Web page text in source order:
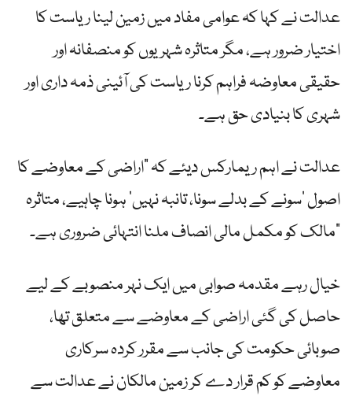
عدالت نے کہا کہ عوامی مفاد میں زمین لینا ریاست کا
اختیار ضرور ہے، مگر متاثرہ شہریوں کو منصفانہ اور
حقیقی معاوضہ فراہم کرنا ریاست کی آئینی ذمہ داری اور
شہری کا بنیادی حق ہے۔
عدالت نے اہم ریمارکس دیئے کہ “اراضی کے معاوضے کا
اصول ‘سونے کے بدلے سونا، تانبہ نہیں’ ہونا چاہیے، متاثرہ
مالک کو مکمل مالی انصاف ملنا انتہائی ضروری ہے۔”
خیال رہے مقدمہ صوابی میں ایک نہر منصوبے کے لیے
حاصل کی گئی اراضی کے معاوضے سے متعلق تھا،
صوبائی حکومت کی جانب سے مقرر کردہ سرکاری
معاوضے کو کم قرار دے کر زمین مالکان نے عدالت سے